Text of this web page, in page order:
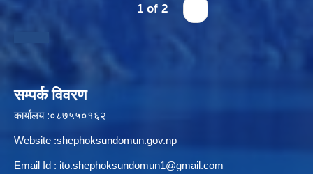
1 of 2
सम्पर्क विवरण
कार्यालय :०८७५५०१६२
Website :shephoksundomun.gov.np
Email Id : ito.shephoksundomun1@gmail.com